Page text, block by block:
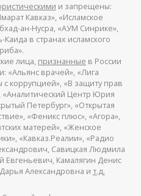
и запрещены:
Кавказ», «Исламское
ан-Нусра, «АУМ Синрике»,
в странах исламского
лица, признанные в России
«Альянс врачей», «Лига
коррупцией», «В защиту прав
Центр Юрия
Петербург», «Открытая
«Феникс плюс», «Агора»,
матерей», «Женское
«Кавказ.Реалии», «Радио
Савицкая Людмила
Евгеньевич, Камалягин Денис
Александровна и т.д.